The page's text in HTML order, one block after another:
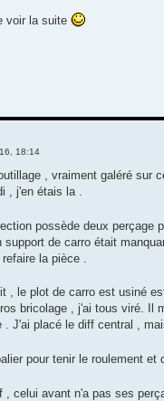
voir la suite
18:14
, vraiment galéré sur
, j'en étais la .
possède deux
support de carro était
la pièce .
, le plot de carro est usiné
bricolage , j'ai tous viré. Il
. J'ai placé le diff central ,
pour tenir le roulement et
, celui avant n'a pas ses